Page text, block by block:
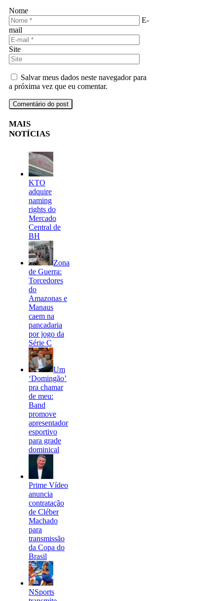
Nome
E-
mail
Site
Salvar meus dados neste navegador para
a próxima vez que eu comentar.
MAIS
NOTÍCIAS
KTO
adquire
naming
rights do
Mercado
Central de
BH
Zona
de Guerra:
Torcedores
do
Amazonas e
Manaus
caem na
pancadaria
por jogo da
Série C
Um
‘Domingão’
pra chamar
de meu:
Band
promove
apresentador
esportivo
para grade
dominical
Prime Vídeo
anuncia
contratação
de Cléber
Machado
para
transmissão
da Copa do
Brasil
NSports